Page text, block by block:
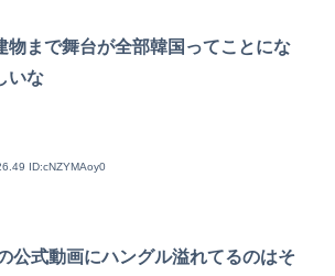
物まで舞台が全部韓国ってことにな
いな
ID:cNZYMAoy0
公式動画にハングル溢れてるのはそ